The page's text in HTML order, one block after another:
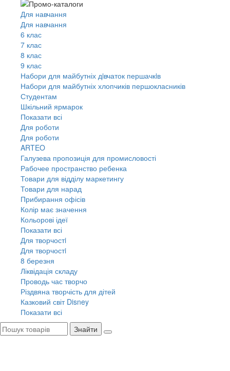
Для навчання
Для навчання
6 клас
7 клас
8 клас
9 клас
Набори для майбутніх дiвчаток першачкiв
Набори для майбутніх хлопчиків першокласників
Студентам
Шкільний ярмарок
Показати всі
Для роботи
Для роботи
ARTEO
Галузева пропозиція для промисловості
Рабочее пространство ребенка
Товари для відділу маркетингу
Товари для нарад
Прибирання офісів
Колір має значення
Кольорові ідеї
Показати всі
Для творчостi
Для творчостi
8 березня
Ліквідація складу
Проводь час творчо
Різдвяна творчість для дітей
Казковий світ Disney
Показати всі
Знайти